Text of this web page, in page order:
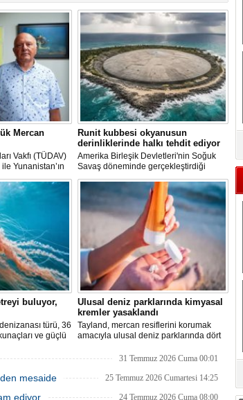
Mercan
Vakfı (TÜDAV)
Yunanistan’ın
yürütülen
sularında 70
ve 2
Ege
mercan ormanı
Runit kubbesi okyanusun
derinliklerinde halkı tehdit ediyor
Amerika Birleşik Devletleri'nin Soğuk
Savaş döneminde gerçekleştirdiği
nükleer testlerin ardından kalan
radyoaktif atıkların üzerini kapatan Runit
Kubbesi, çevresel riskler ve deniz
seviyesindeki yükselmeler nedeniyle
tartışma konusu olmaya devam ediyor.
buluyor,
türü, 36
ve güçlü
yoğunluğa
Ulusal deniz parklarında kimyasal
kremler yasaklandı
Tayland, mercan resiflerini korumak
amacıyla ulusal deniz parklarında dört
kremlerinin kullanımını resmen
31 Temmuz 2026 Cuma 00:01
mesaide 25 Temmuz 2026 Cumartesi 14:25
ediyor 24 Temmuz 2026 Cuma 08:00